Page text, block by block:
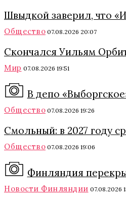
Швыдкой заверил, что
Общество 07.08.2026 20:07
Скончался Уильям
Мир 07.08.2026 19:51
В депо
Общество 07.08.2026 19:26
Смольный: в 2027 году
Общество 07.08.2026 19:06
Финляндия
Новости Финляндии 07.08.2026